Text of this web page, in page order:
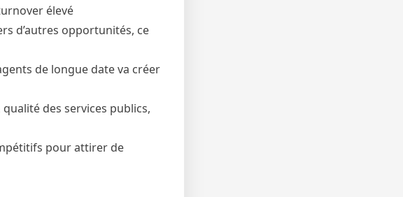
élevé
d’autres opportunités, ce
de longue date va créer
des services publics,
pour attirer de